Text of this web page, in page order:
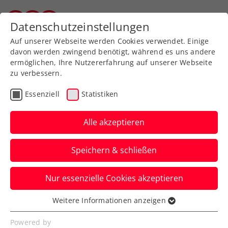
Zurück zur Newsübersicht
ATP
US Open: Ofner bleibt
gegen Ruud ohne
Satzgewinn
Das ÖTV-Ass unterliegt, leicht
gehandicapt, dem Skandinavier in der
New Yorker Nightsession.
Verfasst von: Manuel Wachta, 26.08.2025
Datenschutzeinstellungen
Auf unserer Webseite werden Cookies verwendet. Einige
davon werden zwingend benötigt, während es uns andere
ermöglichen, Ihre Nutzererfahrung auf unserer Webseite
zu verbessern.
Essenziell Statistiken
Alle akzeptieren
Speichern & schließen
Nur essenzielle Cookies akzeptieren
Essenziell
Essenzielle Cookies werden für grundlegende
Weitere Informationen anzeigen
Powered by